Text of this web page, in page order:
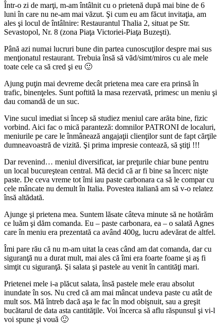
Într-o zi de marţi, m-am întâlnit cu o prietenă după mai bine de 6
luni în care nu ne-am mai văzut. Şi cum eu am făcut invitaţia, am
ales şi locul de întâlnire: Restaurantul Thalia 2, situat pe Str.
Sevastopol, Nr. 8 (zona Piaţa Victoriei-Piaţa Buzeşti).
Până azi numai lucruri bune din partea cunoscuţilor despre mai sus
menţionatul restaurant. Trebuia însă să văd/simt/miros cu ale mele
toate cele ca să cred şi eu 🙂
Ajung puţin mai devreme decât prietena mea care era prinsă în
trafic, binenţeles. Sunt poftită la masa rezervată, primesc un meniu şi
dau comandă de un suc.
Vine sucul imediat si încep să studiez meniul care arăta bine, fizic
vorbind. Aici fac o mică paranteză: domnilor PATRONI de localuri,
meniurile pe care le înmânează angajaţii clienţilor sunt de fapt cărţile
dumneavoastră de vizită. Şi prima impresie contează, să ştiţi !!!
Dar revenind… meniul diversificat, iar preţurile chiar bune pentru
un local bucureştean central. Mă decid că ar fi bine sa încerc nişte
paste. De ceva vreme tot îmi iau paste carbonara ca să le compar cu
cele mâncate nu demult în Italia. Povestea italiană am să v-o relatez
însă altădată.
Ajunge şi prietena mea. Suntem lăsate câteva minute să ne hotărăm
ce luăm şi dăm comanda. Eu – paste carbonara, ea – o salată Agnes
care în meniu era prezentată ca având 400g, lucru adevărat de altfel.
Îmi pare rău că nu m-am uitat la ceas când am dat comanda, dar cu
siguranţă nu a durat mult, mai ales că îmi era foarte foame şi aş fi
simţit cu siguranţă. Şi salata şi pastele au venit în cantităţi mari.
Prietenei mele i-a plăcut salata, însă pastele mele erau absolut
inundate în sos. Nu cred că am mai mâncat undeva paste cu atât de
mult sos. Mă întreb dacă aşa le fac în mod obişnuit, sau a greşit
bucătarul de data asta cantităţile. Voi încerca să aflu răspunsul şi vi-l
voi spune şi vouă 🙂